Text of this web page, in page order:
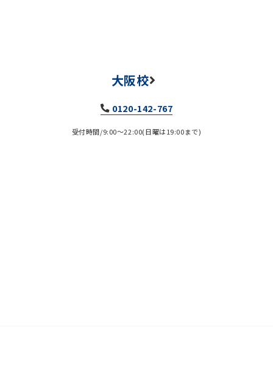
大阪校
0120-142-767
受付時間/9:00～22:00(日曜は19:00まで)